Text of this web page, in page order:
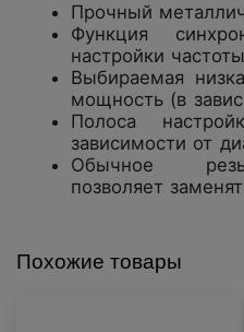
Прочный
Функция
настройки частоты
Выбираемая
мощность (в
Полоса
зависимости от
Обычное
позволяет
Похожие товары